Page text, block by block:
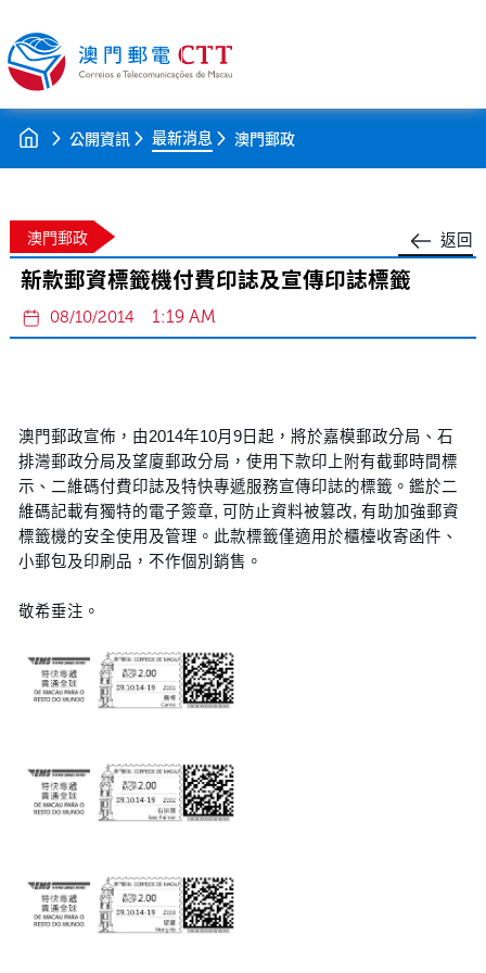
公開資訊 最新消息 澳門郵政
返回
澳門郵政
新款郵資標籤機付費印誌及宣傳印誌標籤
08/10/2014 1:19 AM
澳門郵政宣佈，由2014年10月9日起，將於嘉模郵政分局、石
排灣郵政分局及望廈郵政分局，使用下款印上附有截郵時間標
示、二維碼付費印誌及特快專遞服務宣傳印誌的標籤。鑑於二
維碼記載有獨特的電子簽章, 可防止資料被篡改, 有助加強郵資
標籤機的安全使用及管理。此款標籤僅適用於櫃檯收寄函件、
小郵包及印刷品，不作個別銷售。
敬希垂注。